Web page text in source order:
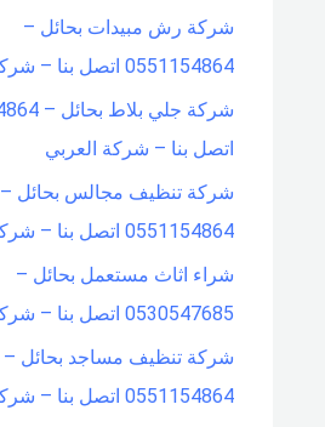
شركة رش مبيدات بحائل –
0551154864 اتصل بنا – شركة العربي
اتصل بنا – شركة العربي
شركة تنظيف مجالس بحائل –
0551154864 اتصل بنا – شركة العربي
شراء اثاث مستعمل بحائل –
0530547685 اتصل بنا – شركة العربي
شركة تنظيف مساجد بحائل –
0551154864 اتصل بنا – شركة العربي